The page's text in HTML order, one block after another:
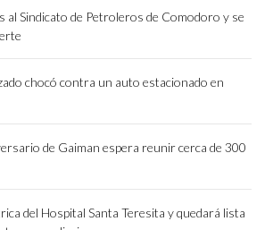
al Sindicato de Petroleros de Comodoro y se
chocó contra un auto estacionado en
de Gaiman espera reunir cerca de 300
del Hospital Santa Teresita y quedará lista